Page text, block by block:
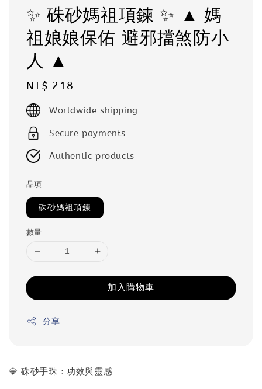
✨ 硃砂媽祖項鍊 ✨ ▲ 媽
祖娘娘保佑 避邪擋煞防小
人 ▲
Regular
price
NT$ 218
Worldwide shipping
Secure payments
Authentic products
品項
硃砂媽祖項鍊
數量
加入購物車
分享
💎 硃砂手珠：功效與靈感